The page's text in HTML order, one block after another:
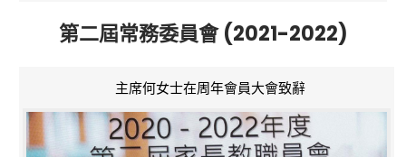
第二屆常務委員會 (2021-2022)
主席何女士在周年會員大會致辭